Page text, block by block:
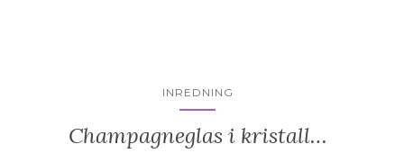
INREDNING
Champagneglas i kristall…